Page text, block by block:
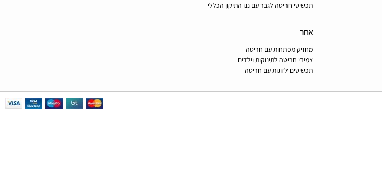
תכשיטי חריטה לגבר עם ננו התיקון הכללי
אחר
מחזיק מפתחות עם חריטה
צמידי חריטה לתינוקות וילדים
תכשיטים לזוגות עם חריטה